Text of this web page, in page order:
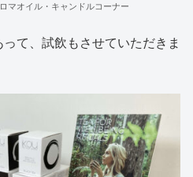
マオイル・キャンドルコーナー
て、試飲もさせていただきま